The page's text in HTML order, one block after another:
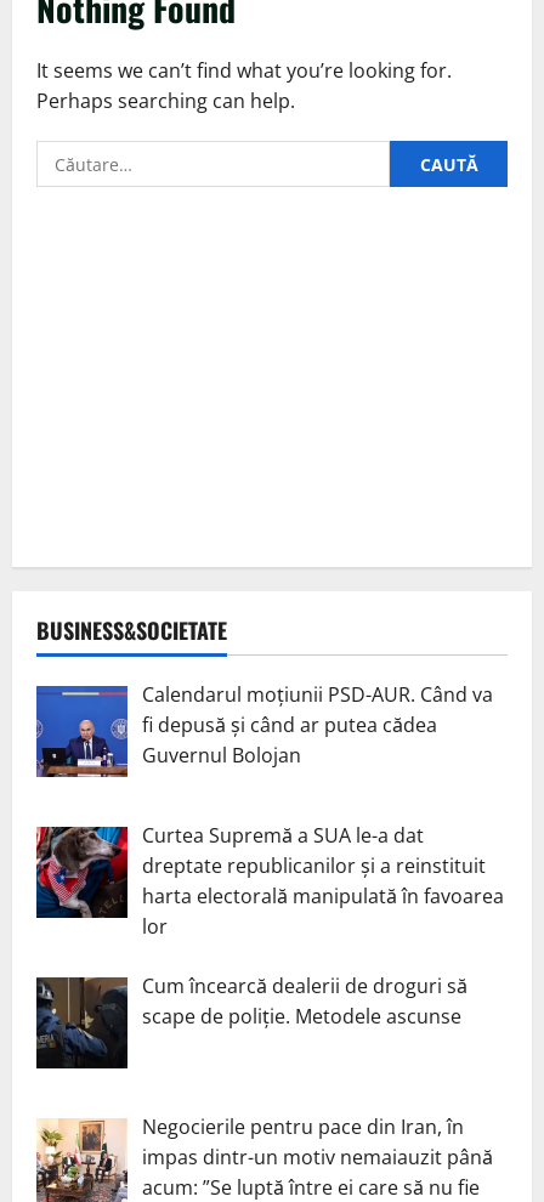
It seems we can’t find what you’re looking for.
Perhaps searching can help.
Caută
după:
BUSINESS&SOCIETATE
Calendarul moțiunii PSD-AUR. Când va
fi depusă și când ar putea cădea
Guvernul Bolojan
Curtea Supremă a SUA le-a dat
dreptate republicanilor și a reinstituit
harta electorală manipulată în favoarea
lor
Cum încearcă dealerii de droguri să
scape de poliție. Metodele ascunse
Negocierile pentru pace din Iran, în
impas dintr-un motiv nemaiauzit până
acum: ”Se luptă între ei care să nu fie